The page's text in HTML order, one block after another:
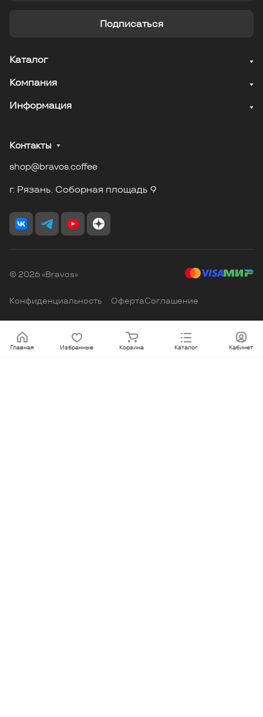
Главная Избранные Корзина Каталог Кабинет
Подписаться
Каталог
Компания
Информация
Контакты
shop@bravos.coffee
г. Рязань. Соборная площадь 9
© 2026 «Bravos»
Конфиденциальность ОфертаСоглашение